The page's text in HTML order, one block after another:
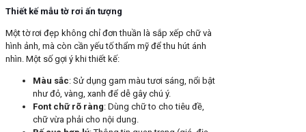
Thiết kế mẫu tờ rơi ấn tượng
Một tờ rơi đẹp không chỉ đơn thuần là sắp xếp chữ và
hình ảnh, mà còn cần yếu tố thẩm mỹ để thu hút ánh
nhìn. Một số gợi ý khi thiết kế:
Màu sắc: Sử dụng gam màu tươi sáng, nổi bật
như đỏ, vàng, xanh để dễ gây chú ý.
Font chữ rõ ràng: Dùng chữ to cho tiêu đề,
chữ vừa phải cho nội dung.